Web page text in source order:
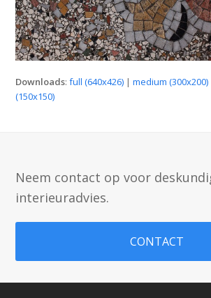
Downloads:full (640x426) |medium (300x200)
(150x150)
Neem contact op voor
interieuradvies.
CONTACT